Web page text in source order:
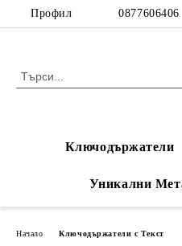
Профил 0877606406
Ключодържатели
Уникални
Начало Ключодържатели с Текст